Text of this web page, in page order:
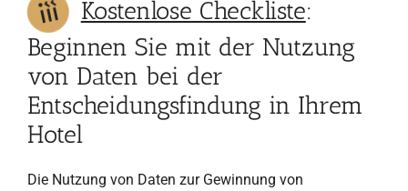
Kostenlose Checkliste:
Beginnen Sie mit der Nutzung
von Daten bei der
Entscheidungsfindung in Ihrem
Hotel
Die Nutzung von Daten zur Gewinnung von